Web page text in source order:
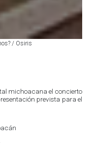
/ Osiris
michoacana el concierto
prevista para el